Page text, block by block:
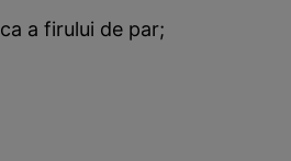
a firului de par;